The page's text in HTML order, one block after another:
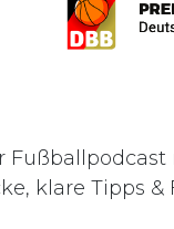
klare Tipps